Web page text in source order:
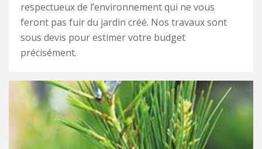
respectueux de l’environnement qui ne vous
feront pas fuir du jardin créé. Nos travaux sont
sous devis pour estimer votre budget
précisément.